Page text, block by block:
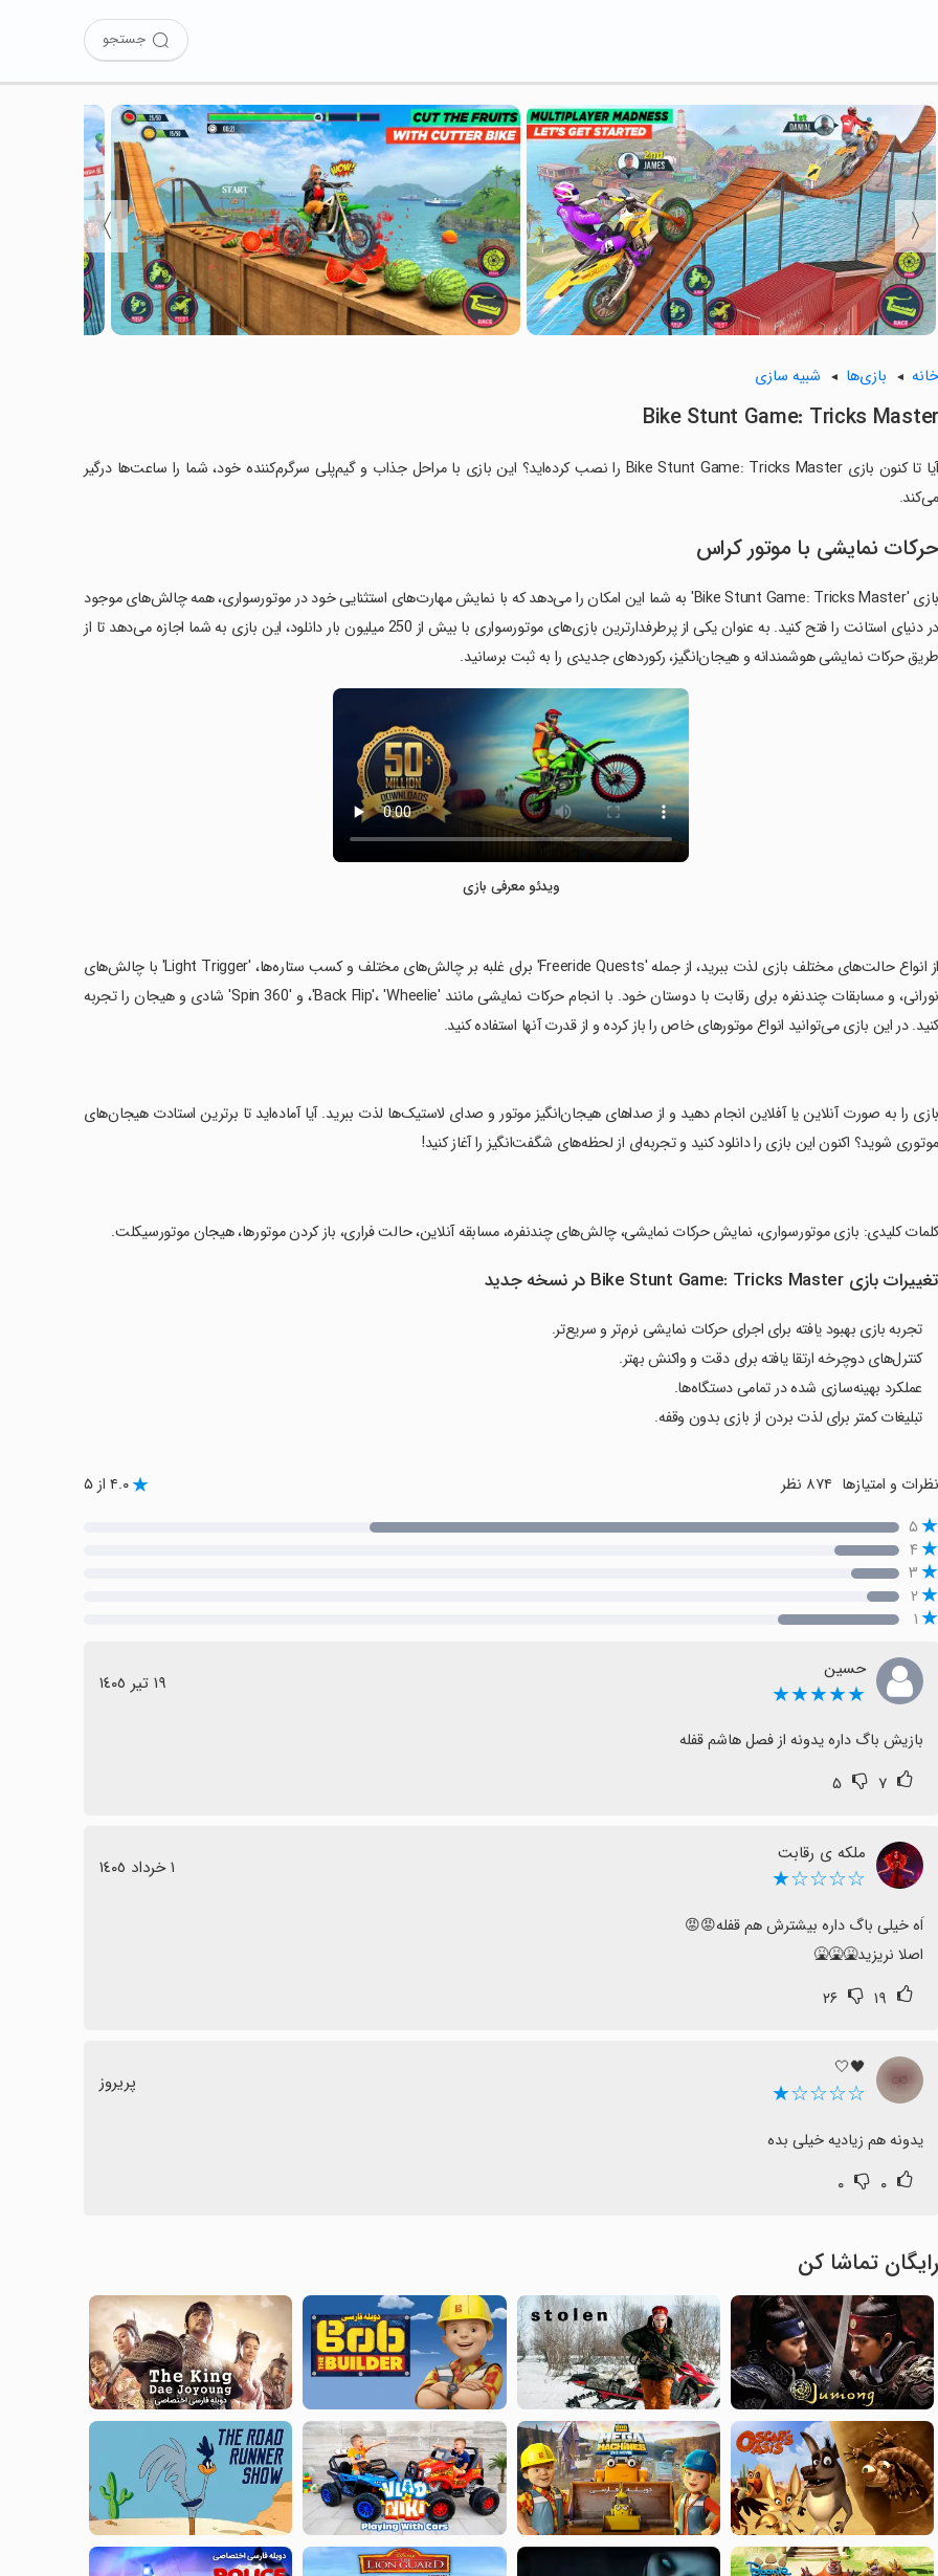
جستجو
〈
〉
خانه بازی‌ها شبیه سازی
Bike Stunt Game: Tricks Master
آیا تا کنون بازی Bike Stunt Game: Tricks Master را نصب کرده‌اید؟ این بازی با مراحل جذاب و گیم‌پلی سرگرم‌کننده خود، شما را ساعت‌ها درگیر
می‌کند.
حرکات نمایشی با موتور کراس
بازی 'Bike Stunt Game: Tricks Master' به شما این امکان را می‌دهد که با نمایش مهارت‌های استثنایی خود در موتورسواری، همه چالش‌های موجود
در دنیای استانت را فتح کنید. به عنوان یکی از پرطرفدارترین بازی‌های موتورسواری با بیش از 250 میلیون بار دانلود، این بازی به شما اجازه می‌دهد تا از
طریق حرکات نمایشی هوشمندانه و هیجان‌انگیز، رکوردهای جدیدی را به ثبت برسانید.
ویدئو معرفی بازی
‏از انواع حالت‌های مختلف بازی لذت ببرید، از جمله 'Freeride Quests' برای غلبه بر چالش‌های مختلف و کسب ستاره‌ها، 'Light Trigger' با چالش‌های
نورانی، و مسابقات چندنفره برای رقابت با دوستان خود. با انجام حرکات نمایشی مانند 'Back Flip'، 'Wheelie'، و '360 Spin' شادی و هیجان را تجربه
کنید. در این بازی می‌توانید انواع موتورهای خاص را باز کرده و از قدرت آنها استفاده کنید.
‏بازی را به صورت آنلاین یا آفلاین انجام دهید و از صداهای هیجان‌انگیز موتور و صدای لاستیک‌ها لذت ببرید. آیا آماده‌اید تا برترین استادت هیجان‌های
موتوری شوید؟ اکنون این بازی را دانلود کنید و تجربه‌ای از لحظه‌های شگفت‌انگیز را آغاز کنید!
‏کلمات کلیدی: بازی موتورسواری، نمایش حرکات نمایشی، چالش‌های چندنفره، مسابقه آنلاین، حالت فراری، باز کردن موتورها، هیجان موتورسیکلت.
تغییرات بازی Bike Stunt Game: Tricks Master در نسخه جدید
تجربه بازی بهبود یافته برای اجرای حرکات نمایشی نرم‌تر و سریع‌تر.
کنترل‌های دوچرخه ارتقا یافته برای دقت و واکنش بهتر.
عملکرد بهینه‌سازی شده در تمامی دستگاه‌ها.
تبلیغات کمتر برای لذت بردن از بازی بدون وقفه.
نظرات و امتیازها ۴.۰ از ۵
۵
۴
۳
۲
۱
حسین
★★★★★ ١٩ تیر ١٤٠٥
بازیش باگ داره یدونه از فصل هاشم قفله
۷ ۵
ملکه ی رقابت
☆☆☆☆★ ١ خرداد ١٤٠٥
اصلا نریزید🤮🤮🤮
۱۹ ۲۶
🖤🤍
☆☆☆☆★ پریروز
یدونه هم زیادیه خیلی بده
۰ ۰
رایگان تماشا کن